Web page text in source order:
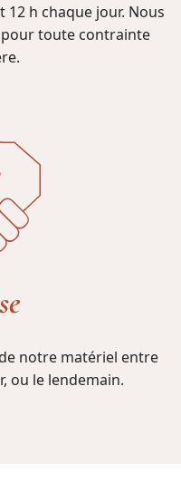
h chaque jour. Nous
toute contrainte
notre matériel entre
ou le lendemain.